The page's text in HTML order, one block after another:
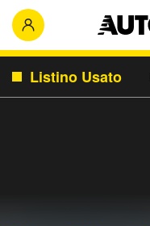
Listino Usato